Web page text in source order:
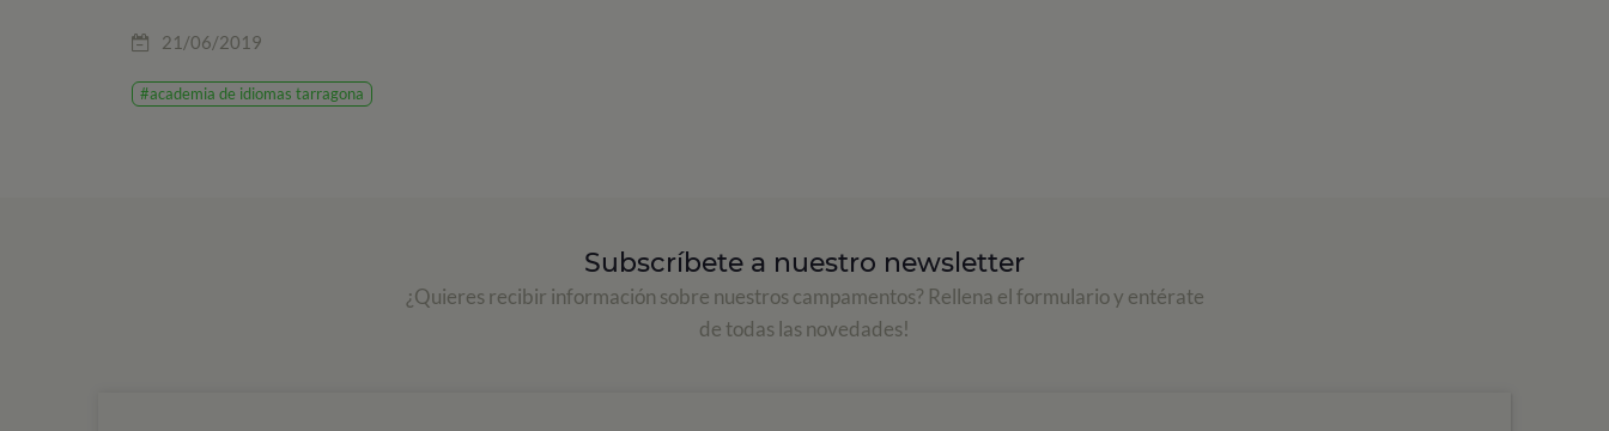
21/06/2019
#academia de idiomas tarragona
Subscríbete a nuestro newsletter
¿Quieres recibir información sobre nuestros campamentos? Rellena el formulario y entérate
de todas las novedades!